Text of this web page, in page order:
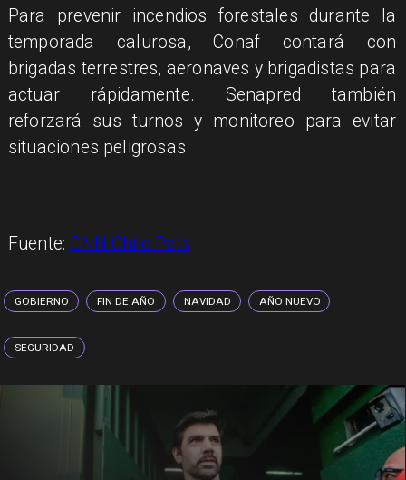
Para prevenir incendios forestales durante la
temporada calurosa, Conaf contará con
brigadas terrestres, aeronaves y brigadistas para
actuar rápidamente. Senapred también
reforzará sus turnos y monitoreo para evitar
situaciones peligrosas.
Fuente:CNN Chile País
GOBIERNO FIN DE AÑO NAVIDAD AÑO NUEVO
SEGURIDAD